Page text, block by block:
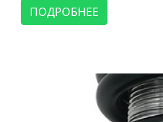
ПОДРОБНЕЕ